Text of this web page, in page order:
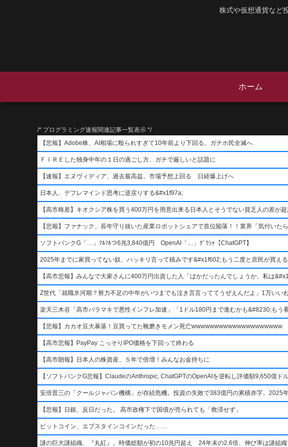
株式や仮想通貨など
ホーム
/* プログラミング速報関連記事一覧表示 */
【悲報】Adobe株、AI相場に殴られすぎて10年前より下回る。ガチホ民全滅へ
ＦＩＲＥした独身中年の１日の過ごし方、ガチで厳しいと話題に
【速報】エヌヴィディア、過去最高益。市場予想上回る 日経爆上げへ
日本人、デフレマインド思考に逆戻りする&#x1f97a;
【高市格差】キオクシア株を買う400万円を用意出来る日本人とそうでない貧乏人の差が
【悲報】ファナック、長年守り抜いた産業ロボットシェアで首位陥落！！業界「気付いた
ソフトバンクG「…」ﾌﾙﾌﾙつ6兆3,840億円 OpenAI「…」ｸﾞﾜｼｬ【ChatGPT】
2025年までに家買ってない奴、ハッキリ言って積みです&#x1f602;もう二度と庶民が買え
【高市悲報】みんなで大家さんに400万円出資した人「ばかだったんでしょうか、私は
Z世代「就職氷河期？努力不足の中年がいつまでも泣き言言っててうぜえんだよ」1万いい
楽天三木谷「高市バラマキで悪性インフレ加速」「1ドル180円まで進むかも&#8230;もう
【悲報】カカオ豆大暴落！豆買ってた靴磨きモメン死亡wwwwwwwwwwwwwwwwwwww
【高市悲報】PayPay こっそりIPO価格を下回って終わる
【高市朗報】日本人の株資産、５年で倍増！みんなお金持ちに
【ソフトバンクG悲報】ClaudeのAnthropic, ChatGPTのOpenAIを逆転し評価額9,650億
安倍晋三の「クールジャパン機構」が存続危機。投資の失敗で383億円の累積赤字。2025
【悲報】日銀、反日だった。 高市政権下で国債が売られても「救済せず」
ビットコイン、エプスタインコインだった……
謎の巨大謎組織、『丸紅』。時価総額が初の10兆円超え 24年末の2.6倍、伸び率は謎組織